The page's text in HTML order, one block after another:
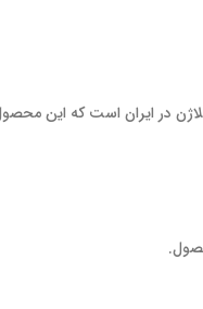
کلاژن در ایران است که این